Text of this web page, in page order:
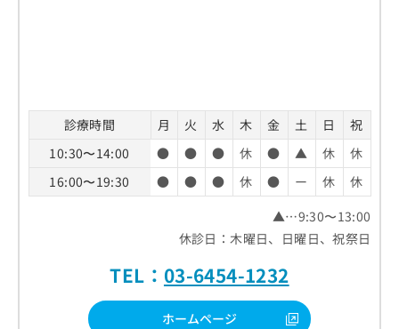
診療時間 月 火 水 木 金 土 日
祝
10:30〜14:00
● ● ● 休 ● ▲ 休
休
16:00〜19:30
● ● ● 休 ● ー 休
休
▲…9:30〜13:00
休診日：木曜日、日曜日、祝祭日
TEL： 03-6454-1232
ホームページ